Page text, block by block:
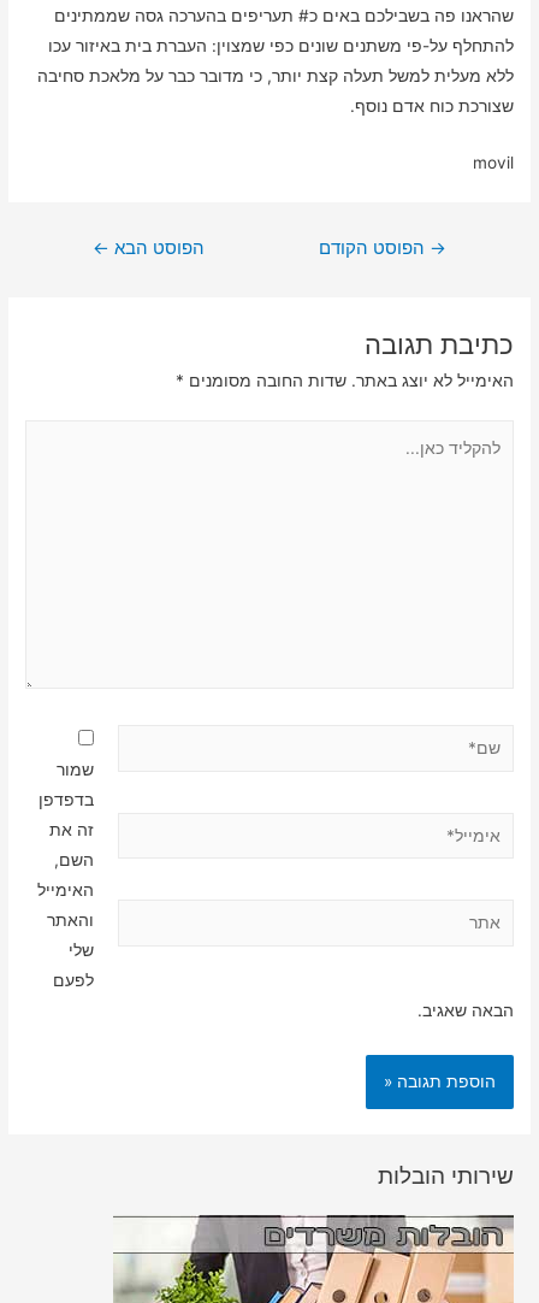
שהראנו פה בשבילכם באים כ# תעריפים בהערכה גסה שממתינים
להתחלף על-פי משתנים שונים כפי שמצוין: העברת בית באיזור עכו
ללא מעלית למשל תעלה קצת יותר, כי מדובר כבר על מלאכת סחיבה
שצורכת כוח אדם נוסף.
movil
ניווט
→ הפוסט הקודם הפוסט הבא ←
כתיבת תגובה
האימייל לא יוצג באתר. שדות החובה מסומנים *
שמור
בדפדפן
זה את
השם,
האימייל
והאתר
שלי
לפעם
הבאה שאגיב.
שירותי הובלות